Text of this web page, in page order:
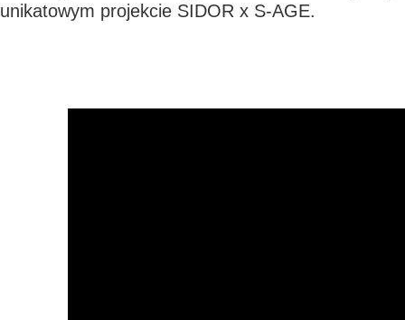
unikatowym projekcie SIDOR x S-AGE.